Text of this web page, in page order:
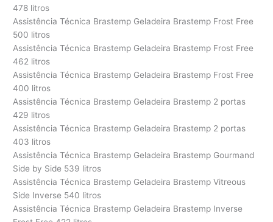
478 litros
Assistência Técnica Brastemp Geladeira Brastemp Frost Free
500 litros
Assistência Técnica Brastemp Geladeira Brastemp Frost Free
462 litros
Assistência Técnica Brastemp Geladeira Brastemp Frost Free
400 litros
Assistência Técnica Brastemp Geladeira Brastemp 2 portas
429 litros
Assistência Técnica Brastemp Geladeira Brastemp 2 portas
403 litros
Assistência Técnica Brastemp Geladeira Brastemp Gourmand
Side by Side 539 litros
Assistência Técnica Brastemp Geladeira Brastemp Vitreous
Side Inverse 540 litros
Assistência Técnica Brastemp Geladeira Brastemp Inverse